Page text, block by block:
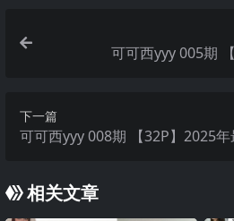
可可西yyy
下一篇
可可西yyy 008期 【32P】
相关文章